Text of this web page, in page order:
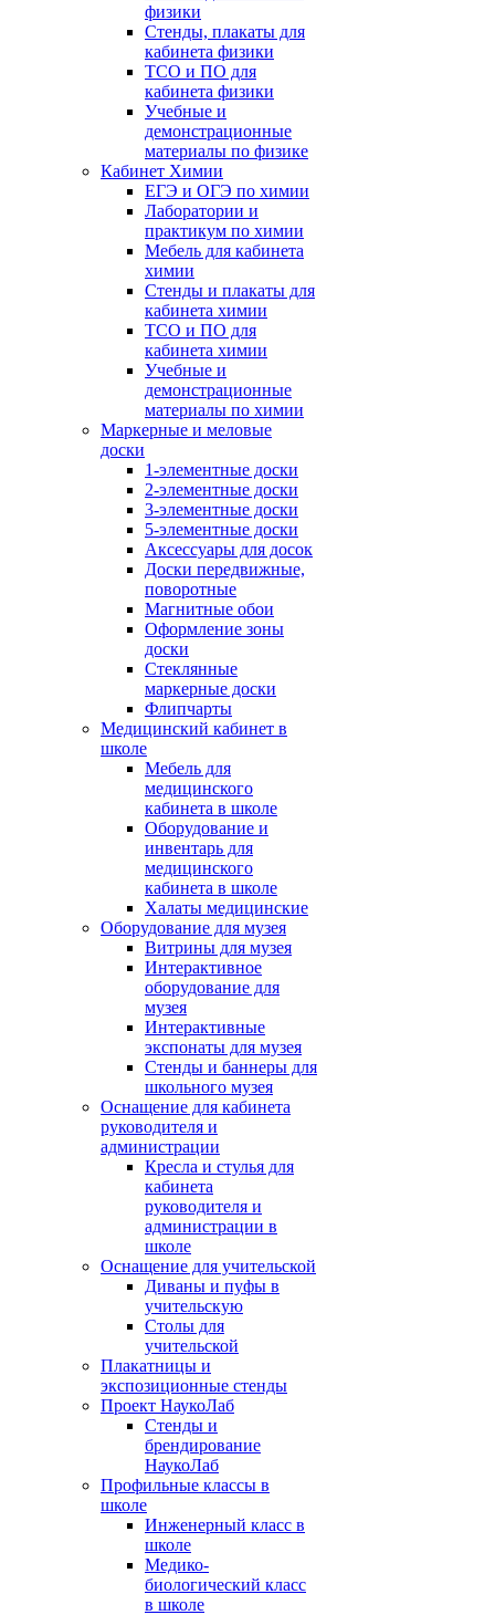
физики
Стенды, плакаты для
кабинета физики
ТСО и ПО для
кабинета физики
Учебные и
демонстрационные
материалы по физике
Кабинет Химии
ЕГЭ и ОГЭ по химии
Лаборатории и
практикум по химии
Мебель для кабинета
химии
Стенды и плакаты для
кабинета химии
ТСО и ПО для
кабинета химии
Учебные и
демонстрационные
материалы по химии
Маркерные и меловые
доски
1-элементные доски
2-элементные доски
3-элементные доски
5-элементные доски
Аксессуары для досок
Доски передвижные,
поворотные
Магнитные обои
Оформление зоны
доски
Стеклянные
маркерные доски
Флипчарты
Медицинский кабинет в
школе
Мебель для
медицинского
кабинета в школе
Оборудование и
инвентарь для
медицинского
кабинета в школе
Халаты медицинские
Оборудование для музея
Витрины для музея
Интерактивное
оборудование для
музея
Интерактивные
экспонаты для музея
Стенды и баннеры для
школьного музея
Оснащение для кабинета
руководителя и
администрации
Кресла и стулья для
кабинета
руководителя и
администрации в
школе
Оснащение для учительской
Диваны и пуфы в
учительскую
Столы для
учительской
Плакатницы и
экспозиционные стенды
Проект НаукоЛаб
Стенды и
брендирование
НаукоЛаб
Профильные классы в
школе
Инженерный класс в
школе
Медико-
биологический класс
в школе